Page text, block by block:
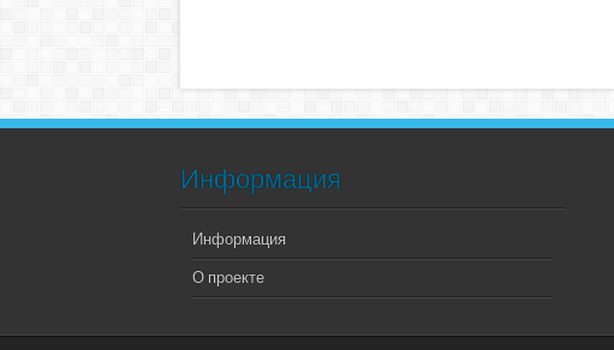
Информация
Информация
О проекте